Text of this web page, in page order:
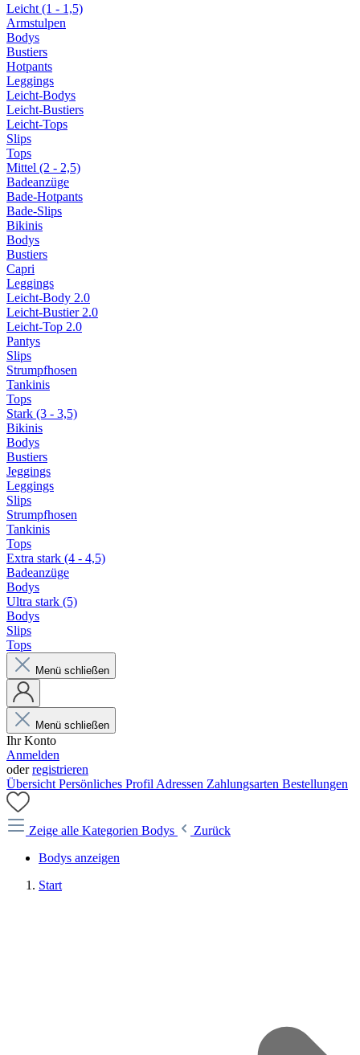
Leicht (1 - 1,5)
Armstulpen
Bodys
Bustiers
Hotpants
Leggings
Leicht-Bodys
Leicht-Bustiers
Leicht-Tops
Slips
Tops
Mittel (2 - 2,5)
Badeanzüge
Bade-Hotpants
Bade-Slips
Bikinis
Bodys
Bustiers
Capri
Leggings
Leicht-Body 2.0
Leicht-Bustier 2.0
Leicht-Top 2.0
Pantys
Slips
Strumpfhosen
Tankinis
Tops
Stark (3 - 3,5)
Bikinis
Bodys
Bustiers
Jeggings
Leggings
Slips
Strumpfhosen
Tankinis
Tops
Extra stark (4 - 4,5)
Badeanzüge
Bodys
Ultra stark (5)
Bodys
Slips
Tops
Menü schließen
Menü schließen
Ihr Konto
Anmelden
oderregistrieren
Übersicht Persönliches Profil Adressen Zahlungsarten Bestellungen
Zeige alle Kategorien Bodys
Zurück
Bodys anzeigen
Start